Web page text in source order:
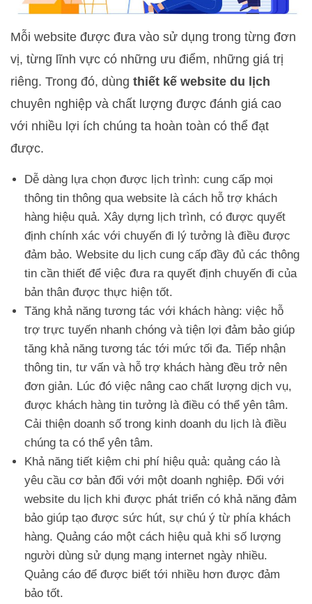
Mỗi website được đưa vào sử dụng trong từng đơn
vị, từng lĩnh vực có những ưu điểm, những giá trị
riêng. Trong đó, dùng thiết kế website du lịch
chuyên nghiệp và chất lượng được đánh giá cao
với nhiều lợi ích chúng ta hoàn toàn có thể đạt
được.
Dễ dàng lựa chọn được lịch trình: cung cấp mọi
thông tin thông qua website là cách hỗ trợ khách
hàng hiệu quả. Xây dựng lịch trình, có được quyết
định chính xác với chuyến đi lý tưởng là điều được
đảm bảo. Website du lịch cung cấp đầy đủ các thông
tin cần thiết để việc đưa ra quyết định chuyến đi của
bản thân được thực hiện tốt.
Tăng khả năng tương tác với khách hàng: việc hỗ
trợ trực tuyến nhanh chóng và tiện lợi đảm bảo giúp
tăng khả năng tương tác tới mức tối đa. Tiếp nhận
thông tin, tư vấn và hỗ trợ khách hàng đều trở nên
đơn giản. Lúc đó việc nâng cao chất lượng dịch vụ,
được khách hàng tin tưởng là điều có thể yên tâm.
Cải thiện doanh số trong kinh doanh du lịch là điều
chúng ta có thể yên tâm.
Khả năng tiết kiệm chi phí hiệu quả: quảng cáo là
yêu cầu cơ bản đối với một doanh nghiệp. Đối với
website du lịch khi được phát triển có khả năng đảm
bảo giúp tạo được sức hút, sự chú ý từ phía khách
hàng. Quảng cáo một cách hiệu quả khi số lượng
người dùng sử dụng mạng internet ngày nhiều.
Quảng cáo để được biết tới nhiều hơn được đảm
bảo tốt.